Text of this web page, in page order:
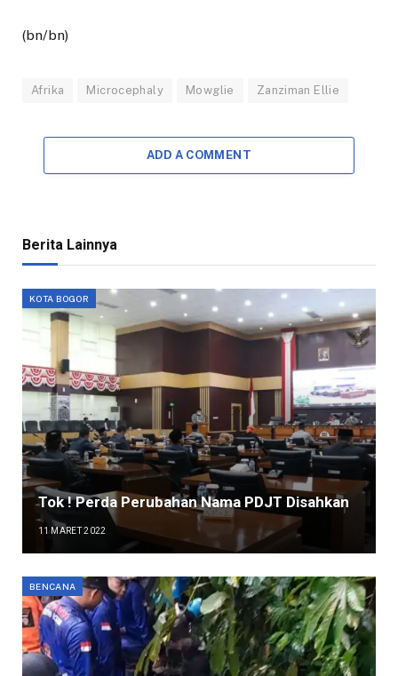
(bn/bn)
Afrika Microcephaly Mowglie Zanziman Ellie
ADD A COMMENT
Berita Lainnya
KOTA BOGOR
Tok ! Perda Perubahan Nama PDJT Disahkan
11 MARET 2022
BENCANA